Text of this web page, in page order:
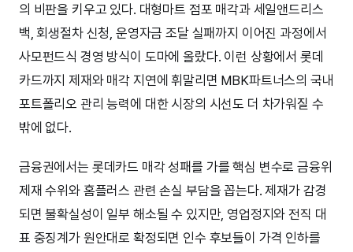
의 비판을 키우고 있다. 대형마트 점포 매각과 세일앤드리스
백, 회생절차 신청, 운영자금 조달 실패까지 이어진 과정에서
사모펀드식 경영 방식이 도마에 올랐다. 이런 상황에서 롯데
카드까지 제재와 매각 지연에 휘말리면 MBK파트너스의 국내
포트폴리오 관리 능력에 대한 시장의 시선도 더 차가워질 수
밖에 없다.
금융권에서는 롯데카드 매각 성패를 가를 핵심 변수로 금융위
제재 수위와 홈플러스 관련 손실 부담을 꼽는다. 제재가 감경
되면 불확실성이 일부 해소될 수 있지만, 영업정지와 전직 대
표 중징계가 원안대로 확정되면 인수 후보들이 가격 인하를